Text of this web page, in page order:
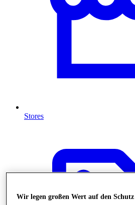
Stores
Wir legen großen Wert auf den